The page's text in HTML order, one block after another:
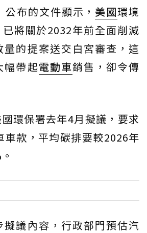
布的文件顯示， 美國環境
將關於2032年前全面削減
量的提案送交白宮審查，這
幅帶起電動車銷售，卻令傳
環保署去年4月擬議，要求
車款，平均碳排要較2026年
議內容，行政部門預估汽